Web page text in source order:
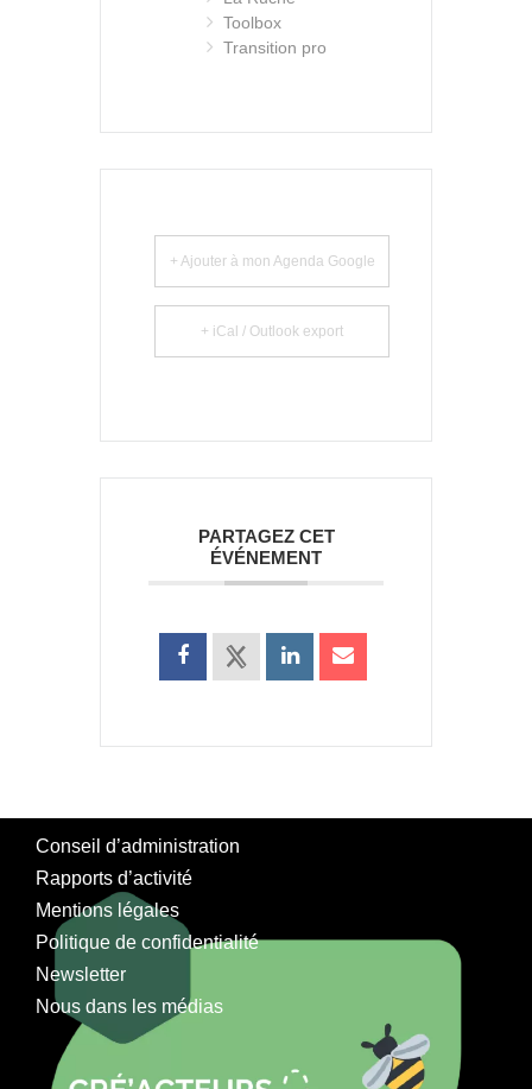
Toolbox
Transition pro
+ Ajouter à mon Agenda Google
+ iCal / Outlook export
PARTAGEZ CET
ÉVÉNEMENT
Conseil d’administration
Rapports d’activité
Mentions légales
Politique de confidentialité
Newsletter
Nous dans les médias